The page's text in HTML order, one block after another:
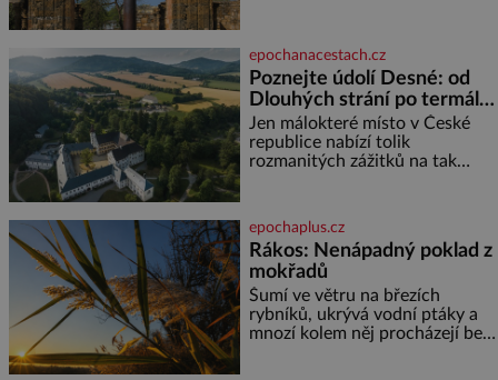
železný sloup, který už přibližně
1 600 let odolává počasí
epochanacestach.cz
Poznejte údolí Desné: od
Dlouhých strání po termální
prameny
Jen málokteré místo v České
republice nabízí tolik
rozmanitých zážitků na tak
jediného dne můžete
nahlédnout do útrob jedné z
nejvýznamnějších vodních
elektráren v Evropě, vydat se na
horské hřebeny, projet se na
koloběžce a den zakončit
poznáváním památek ve
epochaplus.cz
Rákos: Nenápadný poklad z
mokřadů
Šumí ve větru na březích
rybníků, ukrývá vodní ptáky a
mnozí kolem něj procházejí bez